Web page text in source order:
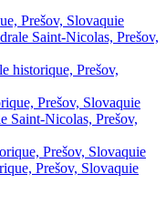
Prešov, Slovaquie
Saint-Nicolas, Prešov,
historique, Prešov,
Prešov, Slovaquie
Saint-Nicolas, Prešov,
Prešov, Slovaquie
Prešov, Slovaquie